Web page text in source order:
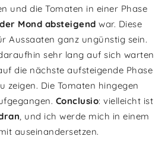
und die Tomaten in einer Phase
der Mond absteigend war. Diese
Aussaaten ganz ungünstig sein.
sehr lang auf sich warten
die nächste aufsteigende Phase
zeigen. Die Tomaten hingegen
Conclusio: vielleicht ist
, und ich werde mich in einem
auseinandersetzen.